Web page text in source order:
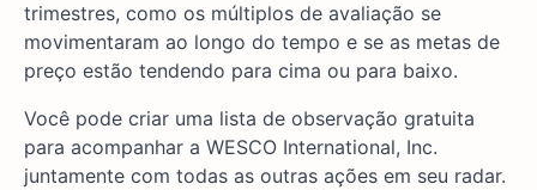
trimestres, como os múltiplos de avaliação se
movimentaram ao longo do tempo e se as metas de
preço estão tendendo para cima ou para baixo.
Você pode criar uma lista de observação gratuita
para acompanhar a WESCO International, Inc.
juntamente com todas as outras ações em seu radar.